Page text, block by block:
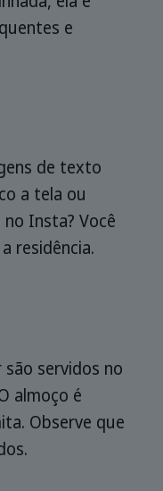
e
de texto
a tela ou
Insta? Você
residência.
servidos no
almoço é
Observe que